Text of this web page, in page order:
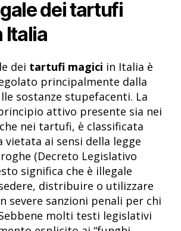
dei tartufi
Italia
dei tartufi magici in Italia è
principalmente dalla
sostanze stupefacenti. La
attivo presente sia nei
nei tartufi, è classificata
vietata ai sensi della legge
(Decreto Legislativo
significa che è illegale
distribuire o utilizzare
severe sanzioni penali per chi
molti testi legislativi